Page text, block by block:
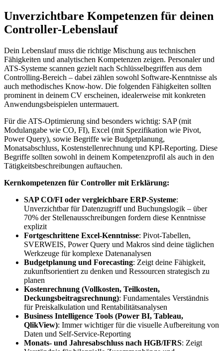
Unverzichtbare Kompetenzen für deinen
Controller-Lebenslauf
Dein Lebenslauf muss die richtige Mischung aus technischen
Fähigkeiten und analytischen Kompetenzen zeigen. Personaler und
ATS-Systeme scannen gezielt nach Schlüsselbegriffen aus dem
Controlling-Bereich – dabei zählen sowohl Software-Kenntnisse als
auch methodisches Know-how. Die folgenden Fähigkeiten sollten
prominent in deinem CV erscheinen, idealerweise mit konkreten
Anwendungsbeispielen untermauert.
Für die ATS-Optimierung sind besonders wichtig: SAP (mit
Modulangabe wie CO, FI), Excel (mit Spezifikation wie Pivot,
Power Query), sowie Begriffe wie Budgetplanung,
Monatsabschluss, Kostenstellenrechnung und KPI-Reporting. Diese
Begriffe sollten sowohl in deinem Kompetenzprofil als auch in den
Tätigkeitsbeschreibungen auftauchen.
Kernkompetenzen für Controller mit Erklärung:
SAP CO/FI oder vergleichbare ERP-Systeme:
Unverzichtbar für Datenzugriff und Buchungslogik – über
70% der Stellenausschreibungen fordern diese Kenntnisse
explizit
Fortgeschrittene Excel-Kenntnisse: Pivot-Tabellen,
SVERWEIS, Power Query und Makros sind deine täglichen
Werkzeuge für komplexe Datenanalysen
Budgetplanung und Forecasting: Zeigt deine Fähigkeit,
zukunftsorientiert zu denken und Ressourcen strategisch zu
planen
Kostenrechnung (Vollkosten, Teilkosten,
Deckungsbeitragsrechnung): Fundamentales Verständnis
für Preiskalkulation und Rentabilitätsanalysen
Business Intelligence Tools (Power BI, Tableau,
QlikView): Immer wichtiger für die visuelle Aufbereitung von
Daten und Self-Service-Reporting
Monats- und Jahresabschluss nach HGB/IFRS: Zeigt